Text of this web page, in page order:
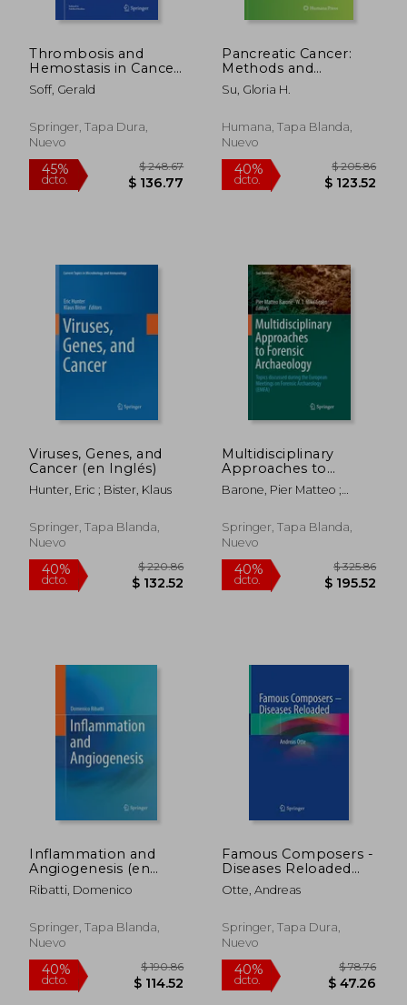
$ 324.64
Thrombosis and
Hemostasis in Cancer
(en Inglés)
Soff, Gerald
Springer, Tapa Dura,
Nuevo
45%
dcto. $ 136.77
Pancreatic Cancer:
Methods and
Protocols (en Inglés)
Su, Gloria H.
Humana, Tapa Blanda,
Nuevo
dcto. $
Viruses, Genes, and
Cancer (en Inglés)
Hunter, Eric ; Bister, Klaus
Springer, Tapa Blanda,
Nuevo
40% $ 220.86
Multidisciplinary
Approaches to
Forensic
Archaeology: Topics
European Meetings
on Forensic
(en Inglés)
Barone, Pier Matteo ;
Springer, Tapa Blanda,
Nuevo
40% $
Inflammation and
Angiogenesis (en
Inglés)
Ribatti, Domenico
Springer, Tapa Blanda,
Nuevo
Famous Composers -
Diseases Reloaded
(en Inglés)
Otte, Andreas
Springer, Tapa Dura,
Nuevo